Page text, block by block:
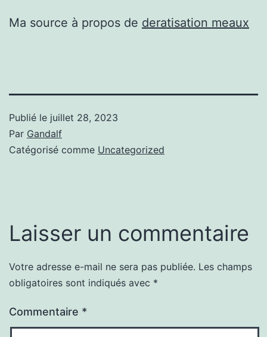
Ma source à propos de deratisation meaux
Publié le juillet 28, 2023
Par Gandalf
Catégorisé comme Uncategorized
Laisser un commentaire
Votre adresse e-mail ne sera pas publiée. Les champs
obligatoires sont indiqués avec *
Commentaire *